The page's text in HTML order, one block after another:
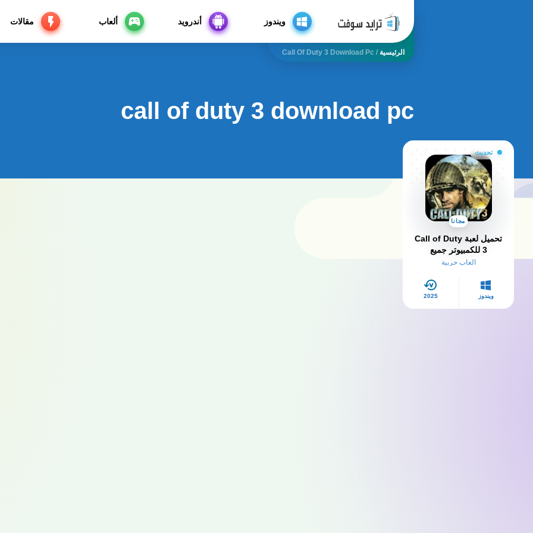
ويندوز أندرويد ألعاب مقالات
الرئيسية /
Call Of Duty 3 Download Pc
call of duty 3 download pc
تحديث
مجانا
تحميل لعبة Call of Duty
3 للكمبيوتر جميع
الإصدارات 2025
العاب حربية
ويندوز 2025